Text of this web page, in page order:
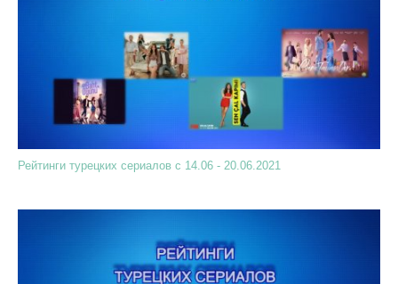
Рейтинги турецких сериалов с 14.06 - 20.06.2021